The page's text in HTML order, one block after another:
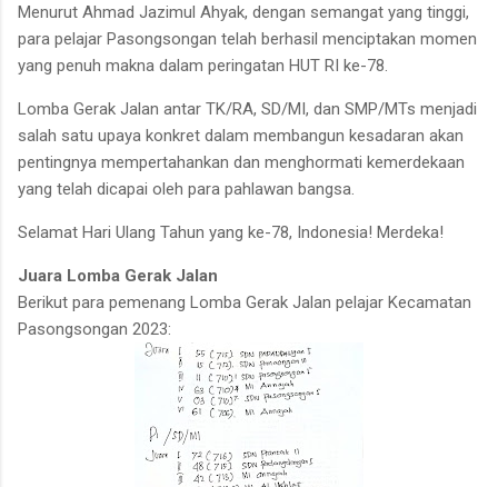
Menurut Ahmad Jazimul Ahyak, dengan semangat yang tinggi,
para pelajar Pasongsongan telah berhasil menciptakan momen
yang penuh makna dalam peringatan HUT RI ke-78.
Lomba Gerak Jalan antar TK/RA, SD/MI, dan SMP/MTs menjadi
salah satu upaya konkret dalam membangun kesadaran akan
pentingnya mempertahankan dan menghormati kemerdekaan
yang telah dicapai oleh para pahlawan bangsa.
Selamat Hari Ulang Tahun yang ke-78, Indonesia! Merdeka!
Juara Lomba Gerak Jalan
Berikut para pemenang Lomba Gerak Jalan pelajar Kecamatan
Pasongsongan 2023: